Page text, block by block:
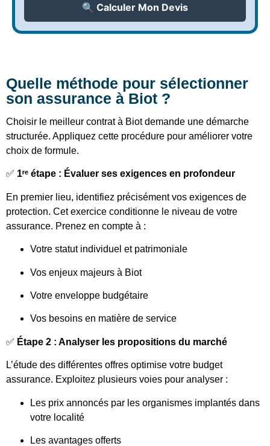
🔍 Calculer Mon Devis
Quelle méthode pour sélectionner
son assurance à Biot ?
Choisir le meilleur contrat à Biot demande une démarche
structurée. Appliquez cette procédure pour améliorer votre
choix de formule.
✅ 1ʳᵉ étape : Évaluer ses exigences en profondeur
En premier lieu, identifiez précisément vos exigences de
protection. Cet exercice conditionne le niveau de votre
assurance. Prenez en compte à :
Votre statut individuel et patrimoniale
Vos enjeux majeurs à Biot
Votre enveloppe budgétaire
Vos besoins en matière de service
✅ Étape 2 : Analyser les propositions du marché
L’étude des différentes offres optimise votre budget
assurance. Exploitez plusieurs voies pour analyser :
Les prix annoncés par les organismes implantés dans
votre localité
Les avantages offerts